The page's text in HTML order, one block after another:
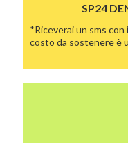
SP24
*Riceverai un sms
costo da sostenere è